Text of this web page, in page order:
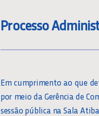
Processo
Em cumprimento ao que
por meio da Gerência de
sessão pública na Sala